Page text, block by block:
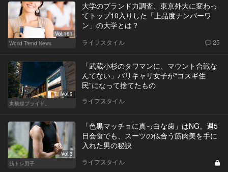
Vol.161
World Trend News
大学のブランド力調査、東京外大に変わっ
てトップ10入りした「上品度ナンバーワ
ン」の大学とは？
ライフスタイル 25
Vol.9
東横線プライド。
「武蔵小杉のタワマンに、マウント合戦な
んてない」バリキャリ女子が“コスギ住
民”になって捨てたもの
ライフスタイル
Vol.3
筋トレ男子
「色黒マッチョに真っ白な歯」はNG。週5
日会食でも、スーツの似合う筋肉美を手に
入れた男の秘訣
ライフスタイル